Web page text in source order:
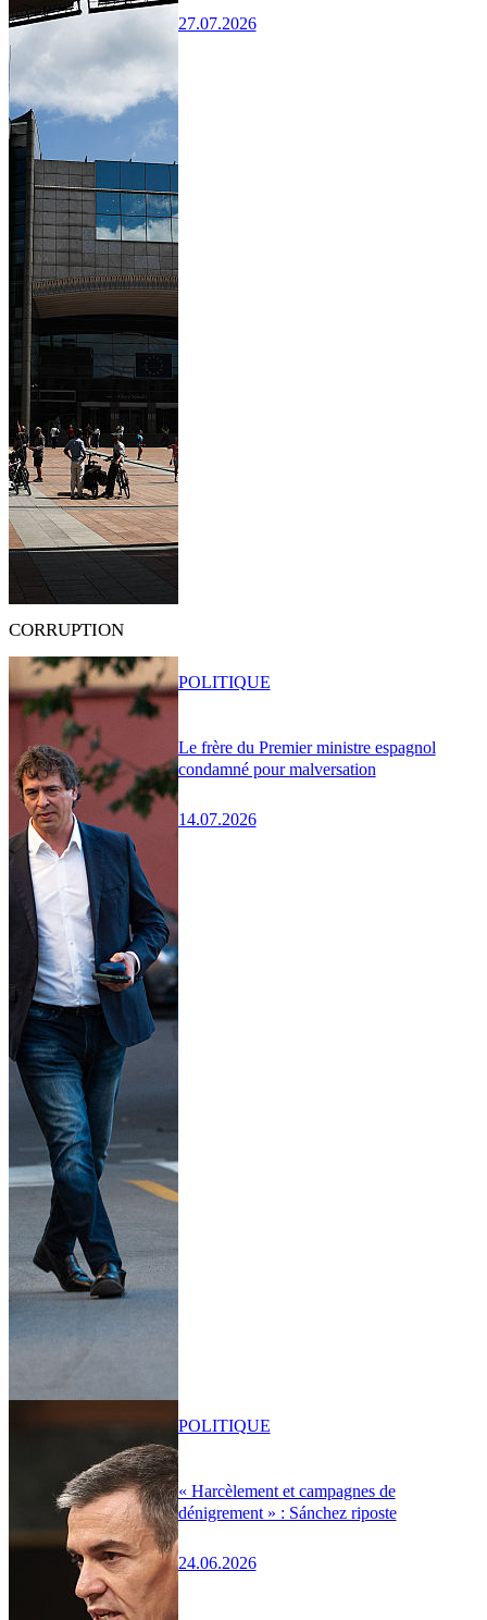
27.07.2026
CORRUPTION
Le frère du Premier ministre espagnol
condamné pour malversation
14.07.2026
POLITIQUE
« Harcèlement et campagnes de
dénigrement » : Sánchez riposte
24.06.2026
POLITIQUE